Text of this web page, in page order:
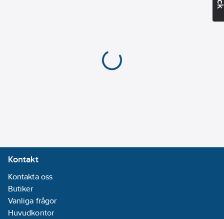
Kontakt
Kontakta oss
Butiker
Vanliga frågor
Huvudkontor